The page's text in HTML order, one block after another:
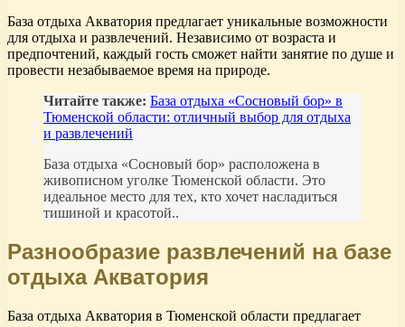
База отдыха Акватория предлагает уникальные возможности
для отдыха и развлечений. Независимо от возраста и
предпочтений, каждый гость сможет найти занятие по душе и
провести незабываемое время на природе.
Читайте также: База отдыха «Сосновый бор» в
Тюменской области: отличный выбор для отдыха
и развлечений
База отдыха «Сосновый бор» расположена в
живописном уголке Тюменской области. Это
идеальное место для тех, кто хочет насладиться
тишиной и красотой..
Разнообразие развлечений на базе
отдыха Акватория
База отдыха Акватория в Тюменской области предлагает